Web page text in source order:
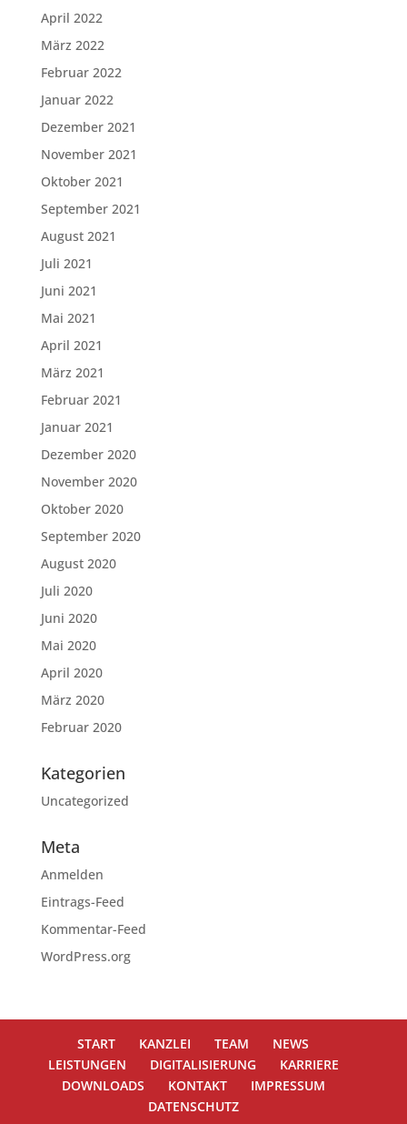
April 2022
März 2022
Februar 2022
Januar 2022
Dezember 2021
November 2021
Oktober 2021
September 2021
August 2021
Juli 2021
Juni 2021
Mai 2021
April 2021
März 2021
Februar 2021
Januar 2021
Dezember 2020
November 2020
Oktober 2020
September 2020
August 2020
Juli 2020
Juni 2020
Mai 2020
April 2020
März 2020
Februar 2020
Kategorien
Uncategorized
Meta
Anmelden
Eintrags-Feed
Kommentar-Feed
WordPress.org
START KANZLEI TEAM
NEWS
LEISTUNGEN
DIGITALISIERUNG
KARRIERE
DOWNLOADS
KONTAKT
IMPRESSUM
DATENSCHUTZ